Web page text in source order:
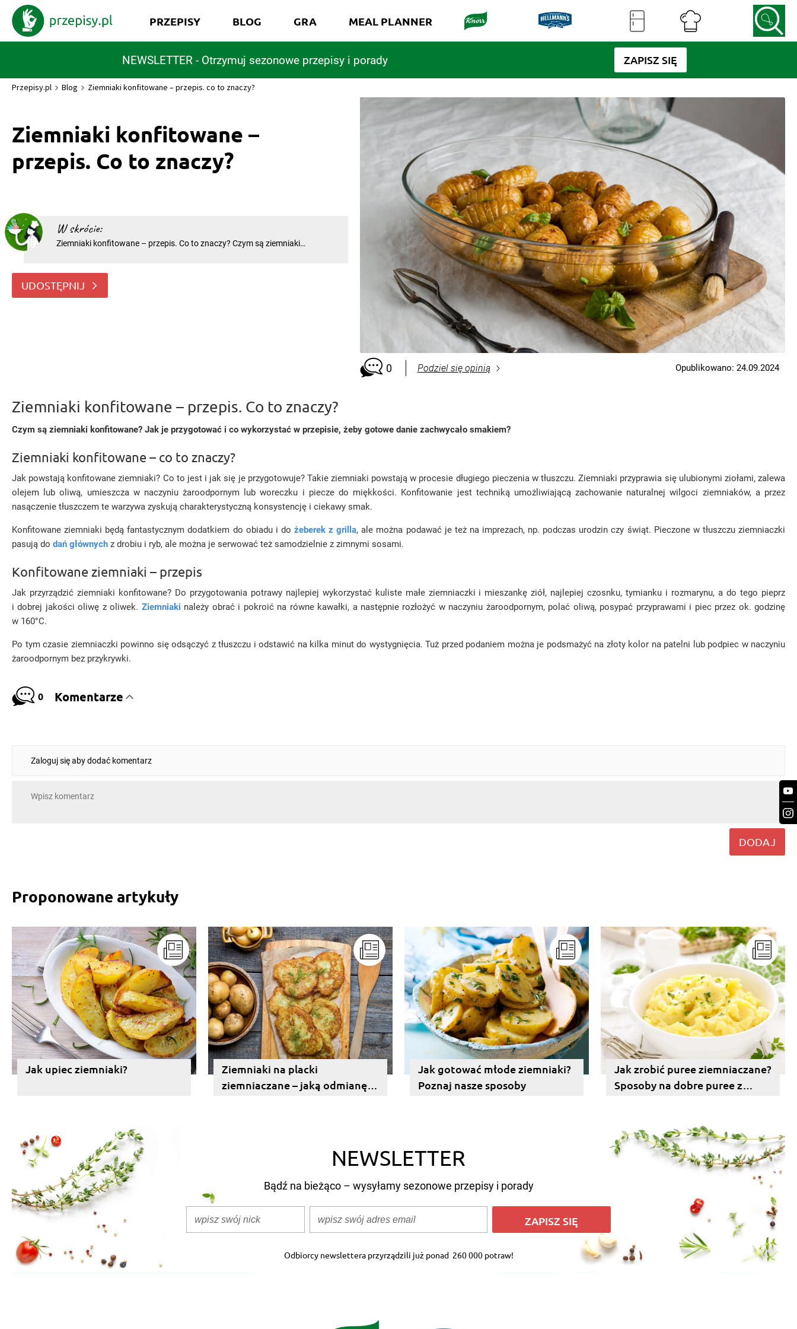
NEWSLETTER - Otrzymuj sezonowe przepisy i porady ZAPISZ SIĘ
PRZEPISY BLOG GRA MEAL PLANNER
Przepisy.pl Blog Ziemniaki konfitowane – przepis. co to znaczy?
Ziemniaki konfitowane –
przepis. Co to znaczy?
W skrócie:
Ziemniaki konfitowane – przepis. Co to znaczy? Czym są ziemniaki
Jak powstają konfitowane ziemniaki? Co to jest i
UDOSTĘPNIJ
0 Podziel się opinią Opublikowano: 24.09.2024
Ziemniaki konfitowane – przepis. Co to znaczy?
Czym są ziemniaki konfitowane? Jak je przygotować i co wykorzystać w przepisie, żeby gotowe danie zachwycało smakiem?
Ziemniaki konfitowane – co to znaczy?
Jak powstają konfitowane ziemniaki? Co to jest i jak się je przygotowuje? Takie ziemniaki powstają w procesie długiego pieczenia w tłuszczu. Ziemniaki przyprawia się ulubionymi ziołami, zalewa
olejem lub oliwą, umieszcza w naczyniu żaroodpornym lub woreczku i piecze do miękkości. Konfitowanie jest techniką umożliwiającą zachowanie naturalnej wilgoci ziemniaków, a przez
nasączenie tłuszczem te warzywa zyskują charakterystyczną konsystencję i ciekawy smak.
Konfitowane ziemniaki będą fantastycznym dodatkiem do obiadu i do żeberek z grilla, ale można podawać je też na imprezach, np. podczas urodzin czy świąt. Pieczone w tłuszczu ziemniaczki
pasują do dań głównych z drobiu i ryb, ale można je serwować też samodzielnie z zimnymi sosami.
Konfitowane ziemniaki – przepis
Jak przyrządzić ziemniaki konfitowane? Do przygotowania potrawy najlepiej wykorzystać kuliste małe ziemniaczki i mieszankę ziół, najlepiej czosnku, tymianku i rozmarynu, a do tego pieprz
i dobrej jakości oliwę z oliwek. Ziemniaki należy obrać i pokroić na równe kawałki, a następnie rozłożyć w naczyniu żaroodpornym, polać oliwą, posypać przyprawami i piec przez ok. godzinę
w 160°C.
Po tym czasie ziemniaczki powinno się odsączyć z tłuszczu i odstawić na kilka minut do wystygnięcia. Tuż przed podaniem można je podsmażyć na złoty kolor na patelni lub podpiec w naczyniu
żaroodpornym bez przykrywki.
0 Komentarze
Zaloguj się aby dodać komentarz
DODAJ
Proponowane artykuły
Jak upiec ziemniaki?
Ziemniaki na placki
ziemniaczane – jaką odmianę
Jak gotować młode ziemniaki?
Poznaj nasze sposoby
Jak zrobić puree ziemniaczane?
Sposoby na dobre puree z
NEWSLETTER
Bądź na bieżąco – wysyłamy sezonowe przepisy i porady
ZAPISZ SIĘ
Odbiorcy newslettera przyrządzili już ponad 260 000 potraw!